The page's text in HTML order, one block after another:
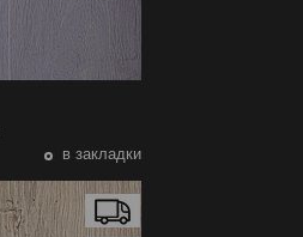
в закладки